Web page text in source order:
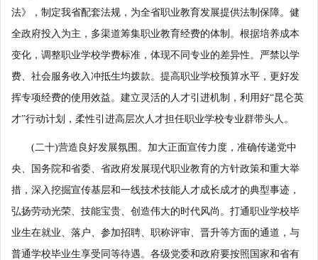
法》，制定我省配套法规，为全省职业教育发展提供法制保障。健
全政府投入为主，多渠道筹集职业教育经费的体制。根据培养成本
变化，调整职业学校学费标准，体现不同专业的差异性。严禁以学
费、社会服务收入冲抵生均拨款。提高职业学校预算水平，更好发
挥专项经费的使用效益。建立灵活的人才引进机制，利用好“昆仑英
才”行动计划，柔性引进高层次人才担任职业学校专业群带头人。
(二十)营造良好发展氛围。加大正面宣传力度，准确传递党中
央、国务院和省委、省政府发展现代职业教育的方针政策和重大举
措，深入挖掘宣传基层和一线技术技能人才成长成才的典型事迹，
弘扬劳动光荣、技能宝贵、创造伟大的时代风尚。打通职业学校毕
业生在就业、落户、参加招聘、职称评审、晋升等方面的通道，与
普通学校毕业生享受同等待遇。各级党委和政府要按照国家和省有